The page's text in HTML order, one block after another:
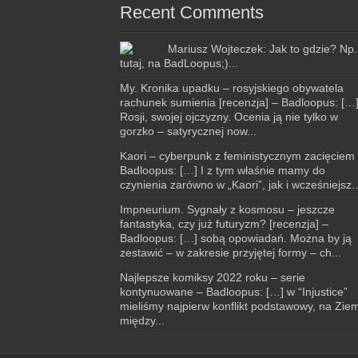
Recent Comments
Mariusz Wojteczek: Jak to gdzie? Np.
tutaj, na BadLoopus;)...
My. Kronika upadku – rosyjskiego obywatela
rachunek sumienia [recenzja] – Badloopus: […]
Rosji, swojej ojczyzny. Ocenia ją nie tylko w
gorzko – satyrycznej now...
Kaori – cyberpunk z feministycznym zacięciem
Badloopus: […] I z tym właśnie mamy do
czynienia zarówno w „Kaori”, jak i
Impneurium. Sygnały z kosmosu – jeszcze
fantastyka, czy już futuryzm? [recenzja] –
Badloopus: […] sobą opowiadań. Można by ją
zestawić – w zakresie przyjętej formy – ch...
Najlepsze komiksy 2022 roku – serie
kontynuowane – Badloopus: […] w “Injustice”
mieliśmy najpierw konflikt podstawowy, na
między...